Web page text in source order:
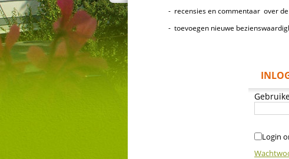
- recensies en commentaar over de
- toevoegen nieuwe
Login